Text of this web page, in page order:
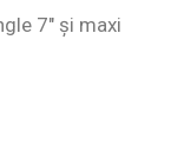
7″ și maxi